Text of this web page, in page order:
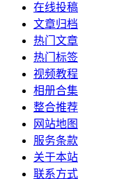
在线投稿
文章归档
热门文章
热门标签
视频教程
相册合集
整合推荐
网站地图
服务条款
关于本站
联系方式